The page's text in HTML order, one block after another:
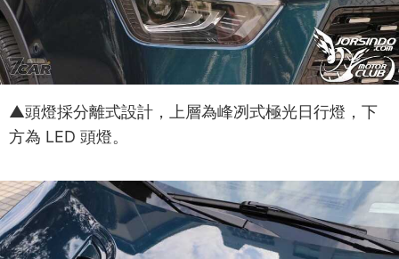
▲頭燈採分離式設計，上層為峰冽式極光日行燈，下
方為 LED 頭燈。